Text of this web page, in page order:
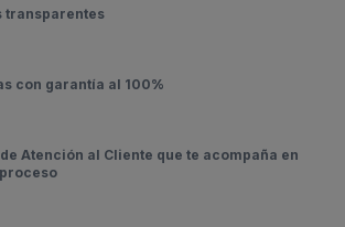
transparentes
con garantía al 100%
Atención al Cliente que te acompaña en